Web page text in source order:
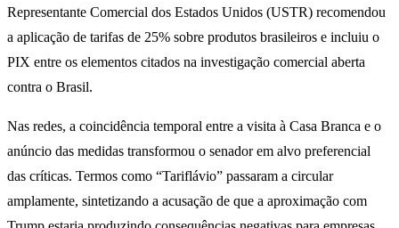
Representante Comercial dos Estados Unidos (USTR) recomendou
a aplicação de tarifas de 25% sobre produtos brasileiros e incluiu o
PIX entre os elementos citados na investigação comercial aberta
contra o Brasil.
Nas redes, a coincidência temporal entre a visita à Casa Branca e o
anúncio das medidas transformou o senador em alvo preferencial
das críticas. Termos como “Tariflávio” passaram a circular
amplamente, sintetizando a acusação de que a aproximação com